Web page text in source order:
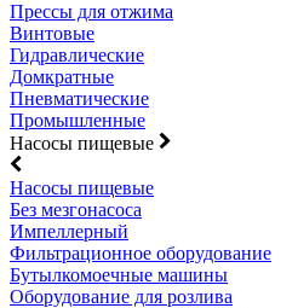
Прессы для отжима
Винтовые
Гидравлические
Домкратные
Пневматические
Промышленные
Насосы пищевые
Насосы пищевые
Без мезгонасоса
Импеллерный
Фильтрационное оборудование
Бутылкомоечные машины
Оборудование для розлива